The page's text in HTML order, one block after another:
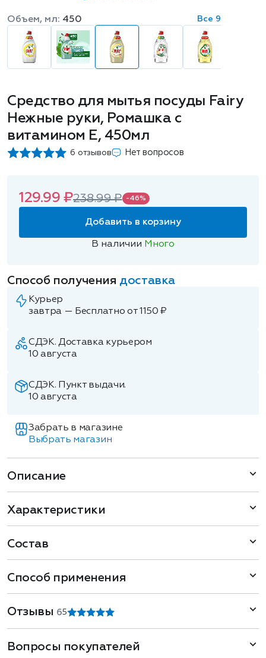
Средство для мытья посуды Fairy
Нежные руки, Ромашка с
витамином Е, 450мл
6 отзывов Нет вопросов
Объем, мл: 450 Все 9
129.99 ₽238.99 ₽ -46%
Добавить в корзину
В наличии Много
Способ получения доставка
Курьер
завтра — Бесплатно от 1150 ₽
СДЭК. Доставка курьером
10 августа
СДЭК. Пункт выдачи.
10 августа
Забрать в магазине
Выбрать магазин
Описание
Характеристики
Состав
Способ применения
Отзывы 65
Вопросы покупателей